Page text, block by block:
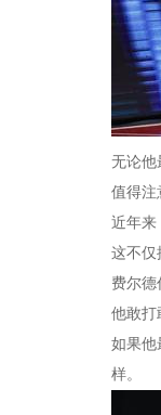
无论他
值得注
近年来
这不仅
费尔德
他敢打
如果他
样。